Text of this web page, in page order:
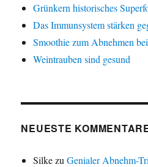
Grünkern historisches
Das Immunsystem stärken
Smoothie zum Abnehmen
Weintrauben sind gesund
NEUESTE
SilkezuGenialer Abnehm-